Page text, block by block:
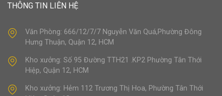
THÔNG TIN LIÊN HỆ
Văn Phòng: 666/12/7/7 Nguyễn Văn Quá,Phường Đông
Hưng Thuận, Quận 12, HCM
Kho xưởng: Số 95 Đường TTH21 .KP2 Phường Tân Thới
Hiệp, Quận 12, HCM
Kho xưởng: Hẻm 112 Trương Thị Hoa, Phường Tân Thới